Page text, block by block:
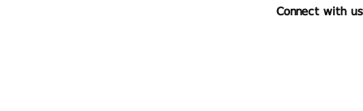
Connect with us